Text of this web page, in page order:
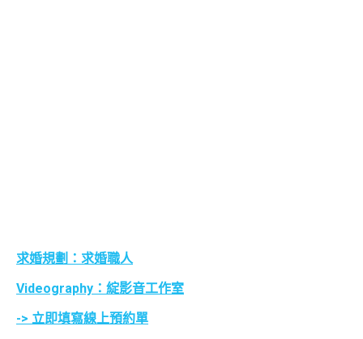
求婚規劃：求婚職人
Videography：綻影音工作室
-> 立即填寫線上預約單